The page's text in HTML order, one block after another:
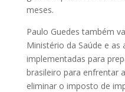
meses.
Paulo Guedes também
Ministério da Saúde e as
implementadas para
brasileiro para enfrentar
eliminar o imposto de